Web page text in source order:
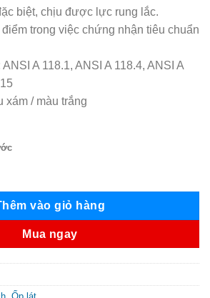
biệt, chịu được lực rung lắc.
trong việc chứng nhận tiêu chuẩn
A 118.1, ANSI A 118.4, ANSI A
xám / màu trắng
số lượng
vào giỏ hàng
Mua ngay